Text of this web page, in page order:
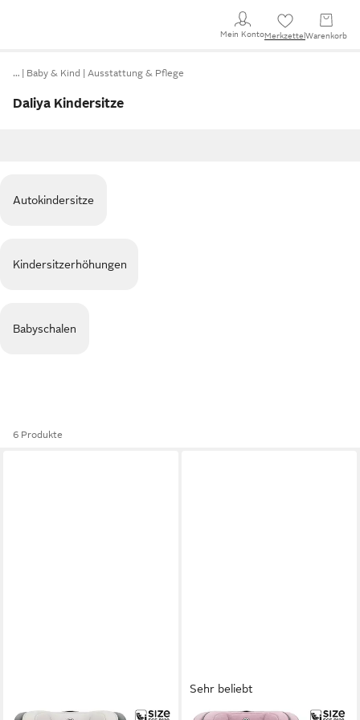
Mein KontoMerkzettel Warenkorb
… Baby & Kind Ausstattung & Pflege
Daliya Kindersitze
Autokindersitze
Kindersitzerhöhungen
Babyschalen
6 Produkte
Sehr beliebt